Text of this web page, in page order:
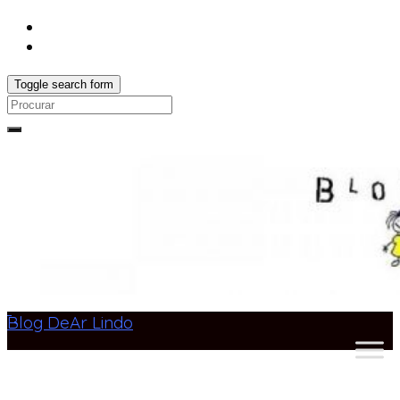
Toggle search form
Search
Blog DeAr Lindo